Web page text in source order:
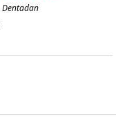
Dentadan